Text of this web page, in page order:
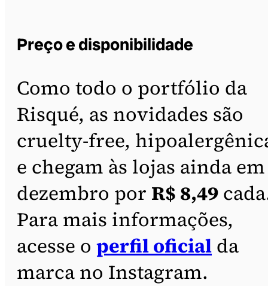
Preço e disponibilidade
Como todo o portfólio da
Risqué, as novidades são
cruelty-free,
e chegam às lojas ainda em
dezembro por R$ 8,49
Para mais informações,
acesse o perfil oficial da
marca no Instagram.